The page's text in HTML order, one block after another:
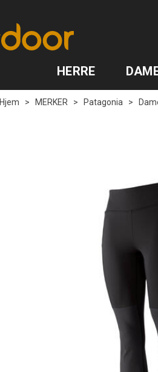
HERRE
Hjem > MERKER > Patagonia >